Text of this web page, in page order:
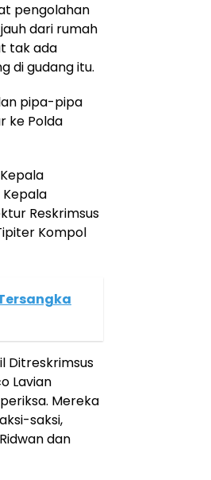
pengolahan
dari rumah
tak ada
di gudang itu.
pipa-pipa
ke Polda
Kepala
Reskrimsus
Kompol
Ditreskrimsus
Lavian
Mereka
saksi,
dan